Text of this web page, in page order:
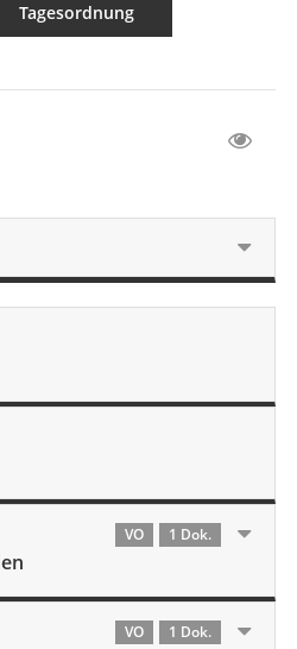
Tagesordnung
VO 1 Dok.
VO 1 Dok.